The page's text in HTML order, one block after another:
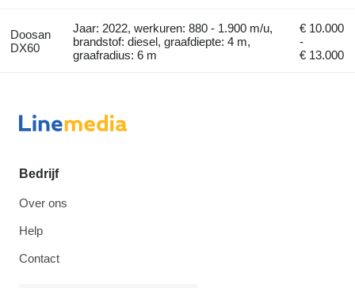
Doosan
DX60
Jaar: 2022, werkuren: 880 - 1.900 m/u,
brandstof: diesel, graafdiepte: 4 m,
graafradius: 6 m
€ 10.000
-
€ 13.000
Bedrijf
Over ons
Help
Contact